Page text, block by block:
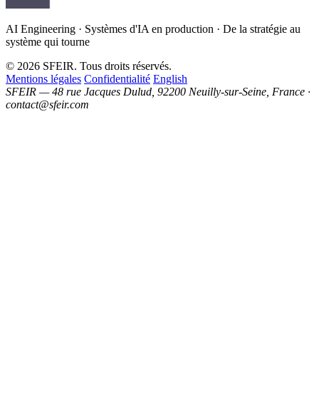
AI Engineering · Systèmes d'IA en production · De la stratégie au
système qui tourne
© 2026 SFEIR. Tous droits réservés.
Mentions légales Confidentialité English
SFEIR — 48 rue Jacques Dulud, 92200 Neuilly-sur-Seine, France ·
contact@sfeir.com